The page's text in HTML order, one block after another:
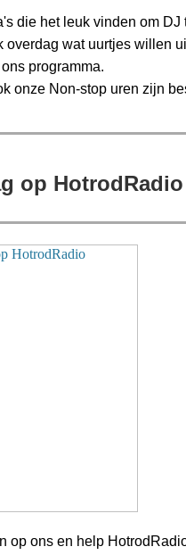
die het leuk vinden om DJ
wat uurtjes willen
programma.
onze Non-stop uren zijn
op HotrodRadio
op ons en help